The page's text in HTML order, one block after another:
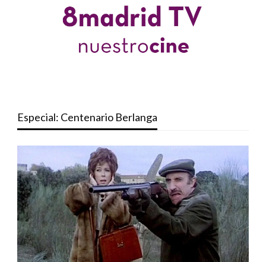
Especial: Centenario Berlanga